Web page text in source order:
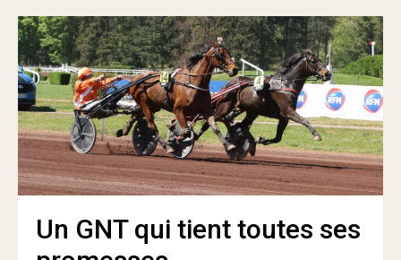
Un GNT qui tient toutes ses